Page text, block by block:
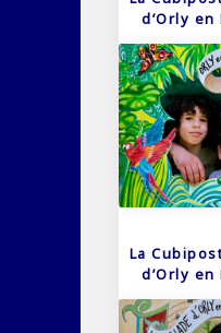
d’Orly
La
d’Orly